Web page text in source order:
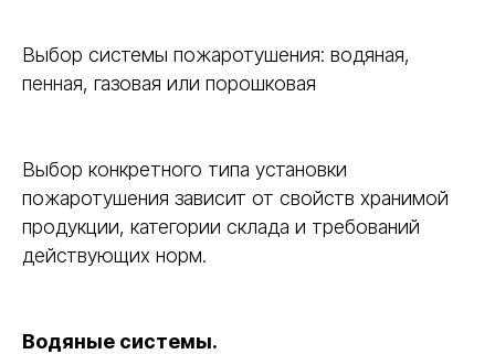
Выбор системы пожаротушения: водяная,
пенная, газовая или порошковая
Выбор конкретного типа установки
пожаротушения зависит от свойств хранимой
продукции, категории склада и требований
действующих норм.
Водяные системы.